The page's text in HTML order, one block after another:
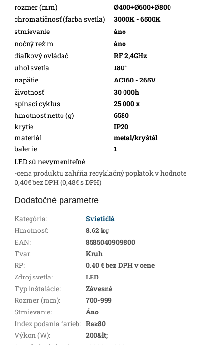
rozmer (mm)
Ø400+Ø600+Ø800
chromatičnosť (farba svetla)
3000K - 6500K
stmievanie
áno
nočný režim
áno
diaľkový ovládač
RF 2,4GHz
uhol svetla
180°
napätie
AC160 - 265V
životnosť
30 000h
spínací cyklus
25 000 x
hmotnosť netto (g)
6580
krytie
IP20
materiál
metal/kryštál
balenie
1
LED sú nevymeniteľné
-cena produktu zahŕňa recyklačný poplatok v hodnote
0,40€ bez DPH (0,48€ s DPH)
Dodatočné parametre
Kategória:
Svietidlá
Hmotnosť:
8.62 kg
EAN:
8585040909800
Tvar:
Kruh
RP:
0.40 € bez DPH v cene
Zdroj svetla:
LED
Typ inštalácie:
Závesné
Rozmer (mm):
700-999
Stmievanie:
Áno
Index podania farieb: Ra≥80
Výkon (W):
200&lt;